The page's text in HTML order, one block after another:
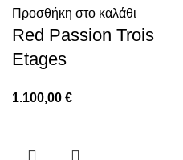
Προσθήκη στο καλάθι
Red Passion Trois
Etages
1.100,00 €